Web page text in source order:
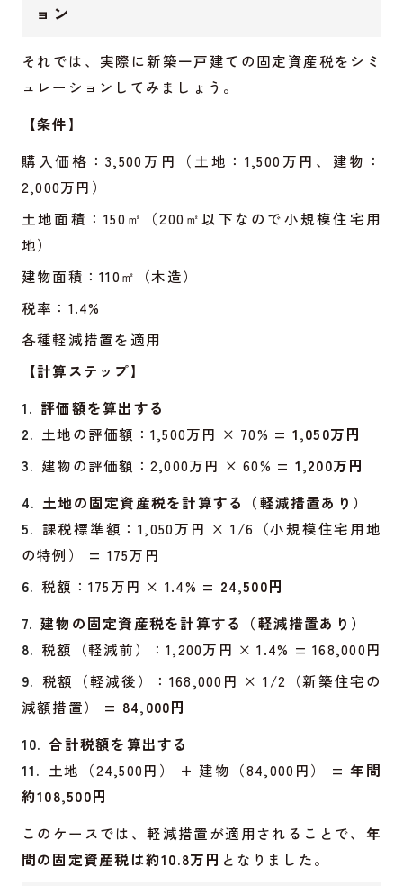
ョン
それでは、実際に新築一戸建ての固定資産税をシミ
ュレーションしてみましょう。
【条件】
購入価格：3,500万円（土地：1,500万円、建物：
2,000万円）
土地面積：150㎡（200㎡以下なので小規模住宅用
地）
建物面積：110㎡（木造）
税率：1.4%
各種軽減措置を適用
【計算ステップ】
評価額を算出する
土地の評価額：1,500万円 × 70% = 1,050万円
建物の評価額：2,000万円 × 60% = 1,200万円
土地の固定資産税を計算する（軽減措置あり）
課税標準額：1,050万円 × 1/6（小規模住宅用地
の特例） = 175万円
税額：175万円 × 1.4% = 24,500円
建物の固定資産税を計算する（軽減措置あり）
税額（軽減前）：1,200万円 × 1.4% = 168,000円
税額（軽減後）：168,000円 × 1/2（新築住宅の
減額措置） = 84,000円
合計税額を算出する
土地（24,500円） + 建物（84,000円） =年間
約108,500円
このケースでは、軽減措置が適用されることで、 年
間の固定資産税は約10.8万円 となりました。